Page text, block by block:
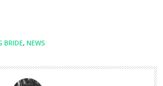
BRIDE, NEWS